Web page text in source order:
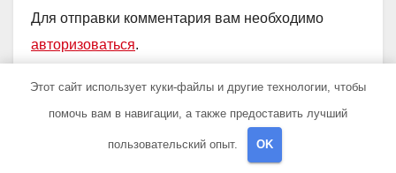
Для отправки комментария вам необходимо
авторизоваться.
Этот сайт использует куки-файлы и другие технологии, чтобы
помочь вам в навигации, а также предоставить лучший
пользовательский опыт. OK